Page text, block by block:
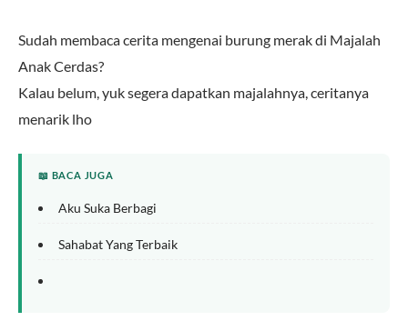
Sudah membaca cerita mengenai burung merak di Majalah
Anak Cerdas?
Kalau belum, yuk segera dapatkan majalahnya, ceritanya
menarik lho
📖 BACA JUGA
Aku Suka Berbagi
Sahabat Yang Terbaik